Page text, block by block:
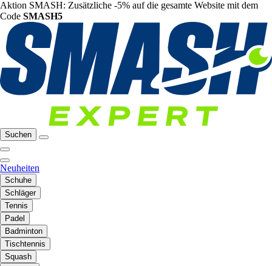
Aktion SMASH: Zusätzliche -5% auf die gesamte Website mit dem
Code SMASH5
Suchen
Neuheiten
Schuhe
Schläger
Tennis
Padel
Badminton
Tischtennis
Squash